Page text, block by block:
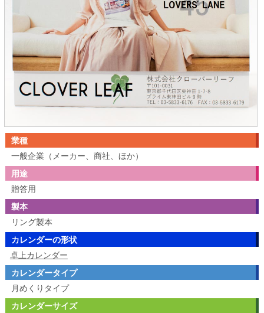
業種
一般企業（メーカー、商社、ほか）
用途
贈答用
製本
リング製本
カレンダーの形状
卓上カレンダー
カレンダータイプ
月めくりタイプ
カレンダーサイズ